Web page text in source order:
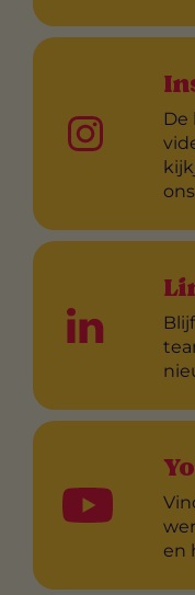
De
en